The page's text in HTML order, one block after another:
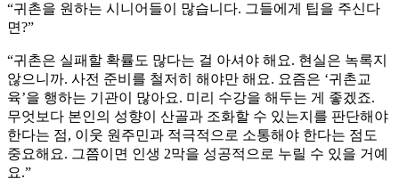
“귀촌을 원하는 시니어들이 많습니다. 그들에게 팁을 주신다
면?”
“귀촌은 실패할 확률도 많다는 걸 아셔야 해요. 현실은 녹록지
않으니까. 사전 준비를 철저히 해야만 해요. 요즘은 ‘귀촌교
육’을 행하는 기관이 많아요. 미리 수강을 해두는 게 좋겠죠.
무엇보다 본인의 성향이 산골과 조화할 수 있는지를 판단해야
한다는 점, 이웃 원주민과 적극적으로 소통해야 한다는 점도
중요해요. 그쯤이면 인생 2막을 성공적으로 누릴 수 있을 거예
요.”